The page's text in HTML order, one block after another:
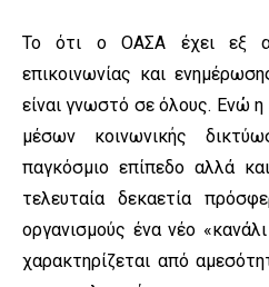
Το ότι ο ΟΑΣΑ έχει εξ
επικοινωνίας και
είναι γνωστό σε όλους. Ενώ
μέσων κοινωνικής
παγκόσμιο επίπεδο αλλά
τελευταία δεκαετία
οργανισμούς ένα νέο
χαρακτηρίζεται από